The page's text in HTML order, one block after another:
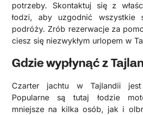
potrzeby. Skontaktuj się z
łodzi, aby uzgodnić wszystkie
podróży. Zrób rezerwacje za
ciesz się niezwykłym urlopem w
Gdzie wypłynąć z
Czarter jachtu w Tajlandii
Popularne są tutaj łodzie
mniejsze na kilka osób, jak i